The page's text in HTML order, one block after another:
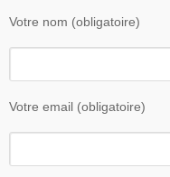
Votre nom (obligatoire)
Votre email (obligatoire)